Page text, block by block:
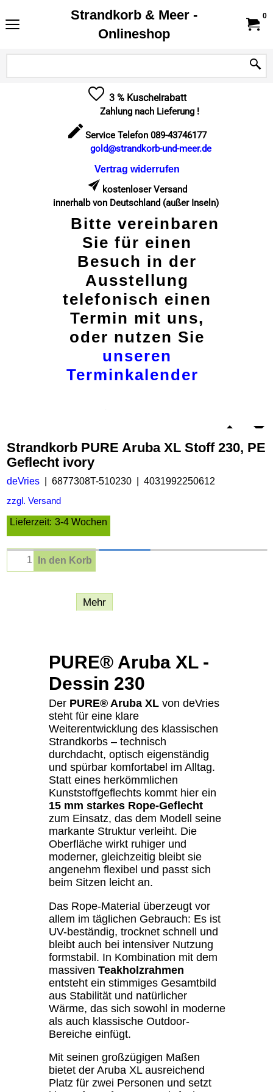
Strandkorb & Meer -
Onlineshop
0
3 % Kuschelrabatt
Zahlung nach Lieferung !
Service Telefon 089-43746177
gold@strandkorb-und-meer.de
Vertrag widerrufen
kostenloser Versand
innerhalb von Deutschland (außer Inseln)
Bitte vereinbaren
Sie für einen
Besuch in der
Ausstellung
telefonisch einen
Termin mit uns,
oder nutzen Sie
unseren
Terminkalender
Strandkorb PURE Aruba XL Stoff 230, PE
Geflecht ivory
deVries 6877308T-510230 4031992250612
zzgl. Versand
Lieferzeit: 3-4 Wochen
In den Korb
Mehr
PURE® Aruba XL -
Dessin 230
Der PURE® Aruba XL von deVries
steht für eine klare
Weiterentwicklung des klassischen
Strandkorbs – technisch
durchdacht, optisch eigenständig
und spürbar komfortabel im Alltag.
Statt eines herkömmlichen
Kunststoffgeflechts kommt hier ein
15 mm starkes Rope-Geflecht
zum Einsatz, das dem Modell seine
markante Struktur verleiht. Die
Oberfläche wirkt ruhiger und
moderner, gleichzeitig bleibt sie
angenehm flexibel und passt sich
beim Sitzen leicht an.
Das Rope-Material überzeugt vor
allem im täglichen Gebrauch: Es ist
UV-beständig, trocknet schnell und
bleibt auch bei intensiver Nutzung
formstabil. In Kombination mit dem
massiven Teakholzrahmen
entsteht ein stimmiges Gesamtbild
aus Stabilität und natürlicher
Wärme, das sich sowohl in moderne
als auch klassische Outdoor-
Bereiche einfügt.
Mit seinen großzügigen Maßen
bietet der Aruba XL ausreichend
Platz für zwei Personen und setzt